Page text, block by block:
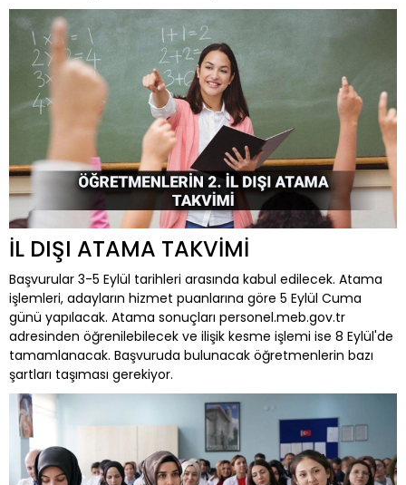
İL DIŞI ATAMA TAKVİMİ
Başvurular 3-5 Eylül tarihleri arasında kabul edilecek. Atama
işlemleri, adayların hizmet puanlarına göre 5 Eylül Cuma
günü yapılacak. Atama sonuçları personel.meb.gov.tr
adresinden öğrenilebilecek ve ilişik kesme işlemi ise 8 Eylül'de
tamamlanacak. Başvuruda bulunacak öğretmenlerin bazı
şartları taşıması gerekiyor.